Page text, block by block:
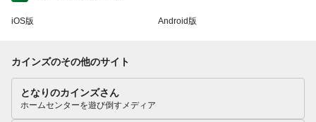
iOS版 Android版
カインズのその他のサイト
となりのカインズさん
ホームセンターを遊び倒すメディア